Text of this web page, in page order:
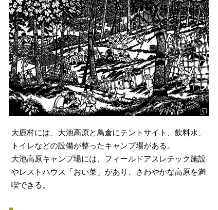
大鹿村には、大池高原と鳥倉にテントサイト、飲料水、
トイレなどの設備が整ったキャンプ場がある。
大池高原キャンプ場には、フィールドアスレチック施設
やレストハウス「おい菜」があり、さわやかな高原を満
喫できる。